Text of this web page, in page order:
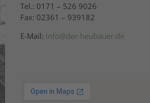
Tel.: 0171 – 526 9026
Fax: 02361 – 939182
E-Mail: info@der-heubauer.de